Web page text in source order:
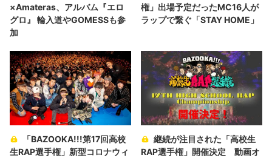
×Amateras、アルバム『エロ
グロ』 輪入道やGOMESSも参
加
権」出場予定だったMC16人が
ラップで繋ぐ「STAY HOME」
「BAZOOKA!!!第17回高校
生RAP選手権」新型コロナウィ
継続が注目された「高校生
RAP選手権」開催決定 動画オ